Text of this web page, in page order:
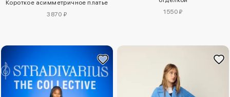
Короткое асимметричное платье
3870 ₽
1550 ₽